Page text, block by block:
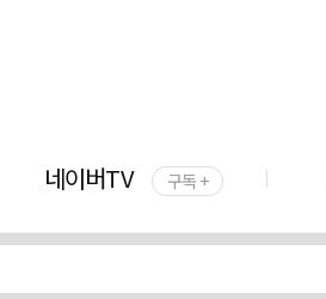
네이버TV 구독 +